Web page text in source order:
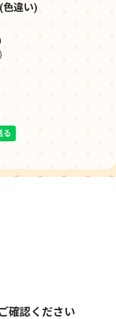
色違い)
)
確認ください